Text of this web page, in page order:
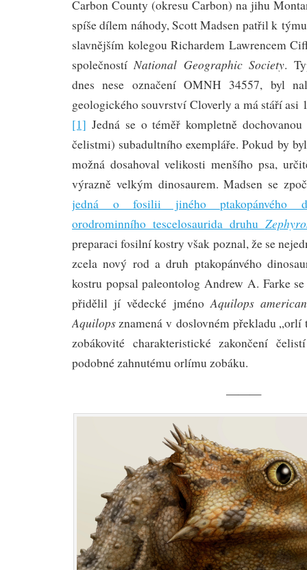
Carbon County (okresu Carbon) na jihu
spíše dílem náhody, Scott Madsen patřil k
slavnějším kolegou Richardem Lawrencem
společností National Geographic Society.
dnes nese označení OMNH 34557, byl
geologického souvrství Cloverly a má stáří asi
[1] Jedná se o téměř kompletně
čelistmi) subadultního exempláře. Pokud by
možná dosahoval velikosti menšího psa,
výrazně velkým dinosaurem. Madsen se
jedná o fosilii jiného ptakopánvého
orodrominního tescelosaurida druhu
preparaci fosilní kostry však poznal, že se
zcela nový rod a druh ptakopánvého
kostru popsal paleontolog Andrew A. Farke
přidělil jí vědecké jméno Aquilops
Aquilops znamená v doslovném překladu „orlí
zobákovité charakteristické zakončení
podobné zahnutému orlímu zobáku.
———